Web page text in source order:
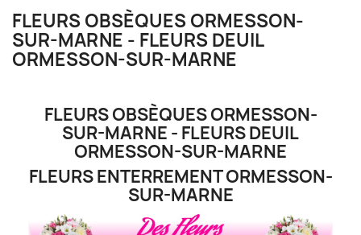
FLEURS OBSÈQUES ORMESSON-
SUR-MARNE - FLEURS DEUIL
ORMESSON-SUR-MARNE
FLEURS OBSÈQUES ORMESSON-
SUR-MARNE - FLEURS DEUIL
ORMESSON-SUR-MARNE
FLEURS ENTERREMENT ORMESSON-
SUR-MARNE